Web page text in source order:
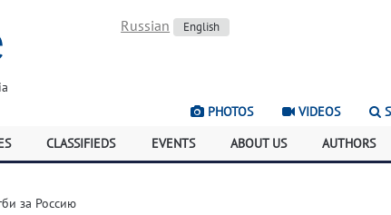
Russian English
PHOTOS VIDEOS
CLASSIFIEDS EVENTS ABOUT US AUTHORS
за Россию